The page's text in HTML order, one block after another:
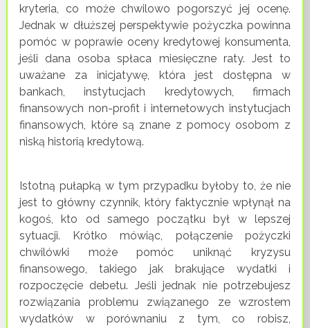
kryteria, co może chwilowo pogorszyć jej ocenę.
Jednak w dłuższej perspektywie pożyczka powinna
pomóc w poprawie oceny kredytowej konsumenta,
jeśli dana osoba spłaca miesięczne raty. Jest to
uważane za inicjatywę, która jest dostępna w
bankach, instytucjach kredytowych, firmach
finansowych non-profit i internetowych instytucjach
finansowych, które są znane z pomocy osobom z
niską historią kredytową.
Istotną pułapką w tym przypadku byłoby to, że nie
jest to główny czynnik, który faktycznie wpłynął na
kogoś, kto od samego początku był w lepszej
sytuacji. Krótko mówiąc, połączenie pożyczki
chwilówki może pomóc uniknąć kryzysu
finansowego, takiego jak brakujące wydatki i
rozpoczęcie debetu. Jeśli jednak nie potrzebujesz
rozwiązania problemu związanego ze wzrostem
wydatków w porównaniu z tym, co robisz,